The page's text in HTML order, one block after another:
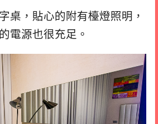
桌，貼心的附有檯燈照明，
電源也很充足。